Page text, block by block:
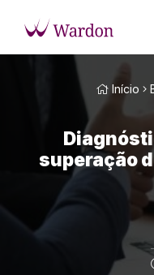
Início
superação